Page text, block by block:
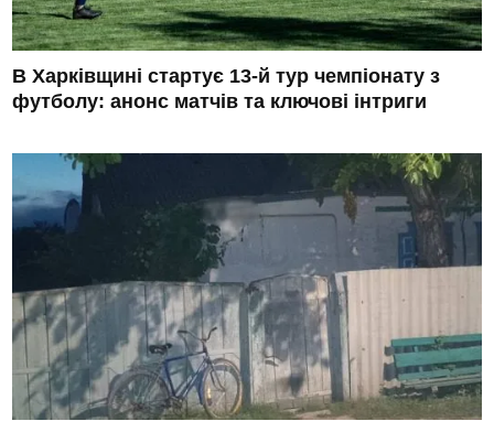
В Харківщині стартує 13-й тур чемпіонату з
футболу: анонс матчів та ключові інтриги